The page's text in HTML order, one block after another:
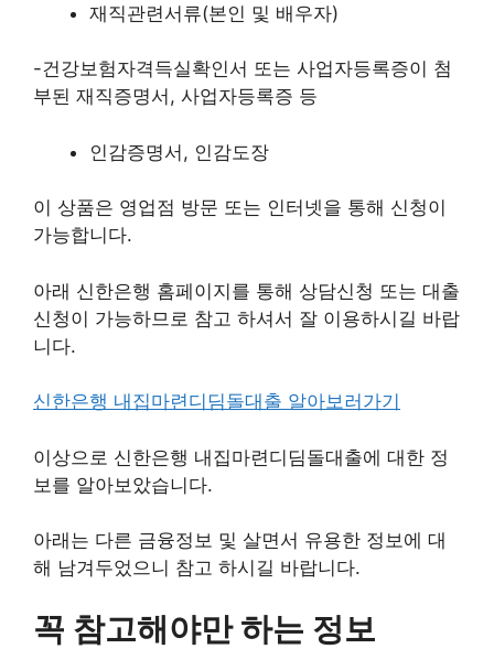
재직관련서류(본인 및 배우자)
-건강보험자격득실확인서 또는 사업자등록증이 첨
부된 재직증명서, 사업자등록증 등
인감증명서, 인감도장
이 상품은 영업점 방문 또는 인터넷을 통해 신청이
가능합니다.
아래 신한은행 홈페이지를 통해 상담신청 또는 대출
신청이 가능하므로 참고 하셔서 잘 이용하시길 바랍
니다.
신한은행 내집마련디딤돌대출 알아보러가기
이상으로 신한은행 내집마련디딤돌대출에 대한 정
보를 알아보았습니다.
아래는 다른 금융정보 및 살면서 유용한 정보에 대
해 남겨두었으니 참고 하시길 바랍니다.
꼭 참고해야만 하는 정보